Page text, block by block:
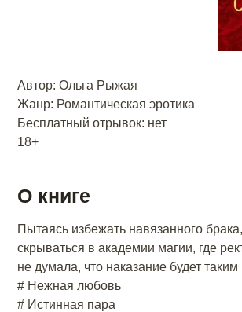
Автор: Ольга Рыжая
Жанр: Романтическая эротика
Бесплатный отрывок: нет
18+
О книге
Пытаясь избежать навязанного
скрываться в академии магии, где
не думала, что наказание будет
# Нежная любовь
# Истинная пара